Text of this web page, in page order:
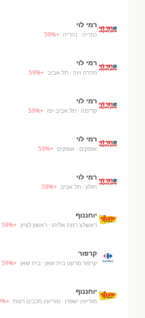
רמי לוי
נהריה · נהריה +
59%
רמי לוי
חדרה ויוה · תל אביב +
59%
רמי לוי
קדימה · תל אביב-יפו +
59%
רמי לוי
אופקים · אופקים +
59%
רמי לוי
חולון · תל אביב +
59%
יוחננוף
ראשלצ רמת אליהו · ראשון לציון +
59%
קרפור
קרפור מרקט בית שאן · בית שאן +
59%
יוחננוף
מודיעין ישפרו · מודיעין מכבים רעות +
%